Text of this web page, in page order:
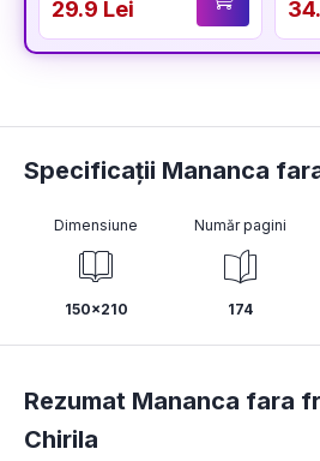
29.9 Lei
Specificații Mananca
Dimensiune
150x210
Număr pagini
174
Rezumat Mananca fara
Chirila